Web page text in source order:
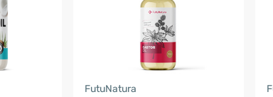
FutuNatura